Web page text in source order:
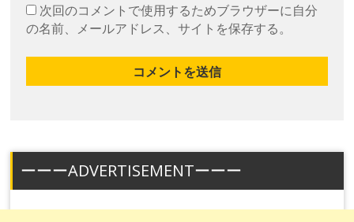
次回のコメントで使用するためブラウザーに自分
の名前、メールアドレス、サイトを保存する。
ーーーADVERTISEMENTーーー